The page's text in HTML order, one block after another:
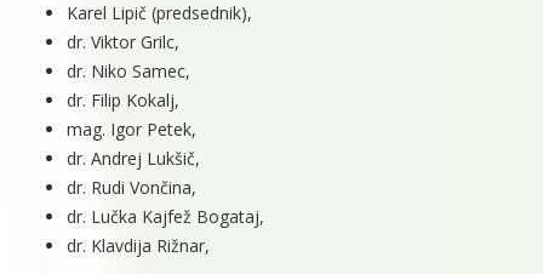
Karel Lipič (predsednik),
dr. Viktor Grilc,
dr. Niko Samec,
dr. Filip Kokalj,
mag. Igor Petek,
dr. Andrej Lukšič,
dr. Rudi Vončina,
dr. Lučka Kajfež Bogataj,
dr. Klavdija Rižnar,